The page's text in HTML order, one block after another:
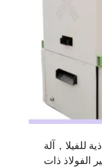
للفيلا，آلة
الفولاذ ذات